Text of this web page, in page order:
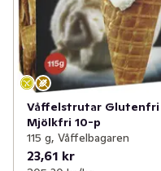
Våffelstrutar Glutenfri
Mjölkfri 10-p
115 g, Våffelbagaren
23,61 kr